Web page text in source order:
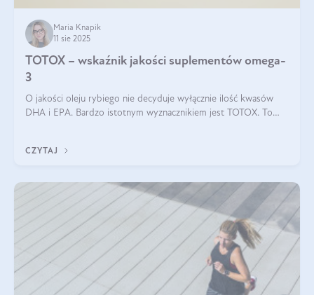
Maria Knapik
11 sie 2025
TOTOX – wskaźnik jakości suplementów omega-
3
O jakości oleju rybiego nie decyduje wyłącznie ilość kwasów
DHA i EPA. Bardzo istotnym wyznacznikiem jest TOTOX. To
CZYTAJ